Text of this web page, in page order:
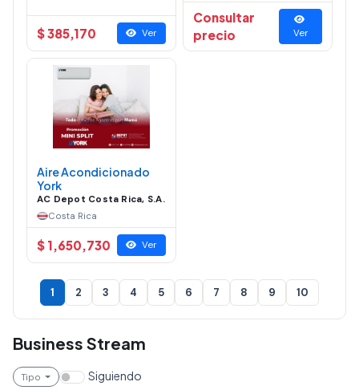
$ 385,170 Ver
Consultar
precio
Ver
Aire Acondicionado
York
AC Depot Costa Rica, S.A.
Costa Rica
$ 1,650,730 Ver
1 2 3 4 5 6 7 8 9 10
Business Stream
Tipo Siguiendo